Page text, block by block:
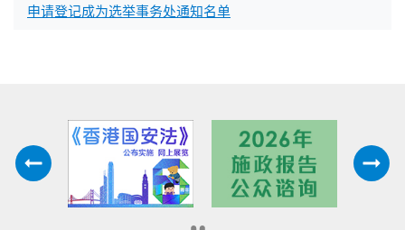
申请登记成为选举事务处通知名单